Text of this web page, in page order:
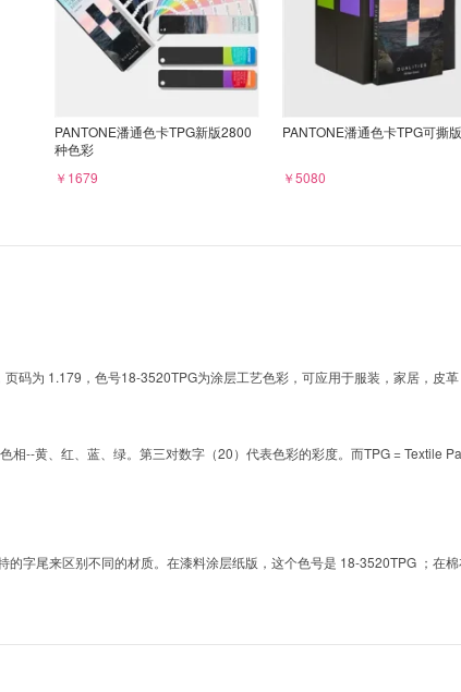
PANTONE潘通色卡TPG新版2800
种色彩
￥1679
PANTONE潘通色卡TPG可撕
￥5080
码为 1.179，色号18-3520TPG为涂层工艺色彩，可应用于服装，家居，皮革
--黄、红、蓝、绿。第三对数字（20）代表色彩的彩度。而TPG = Textile
字尾来区别不同的材质。在漆料涂层纸版，这个色号是 18-3520TPG ；在